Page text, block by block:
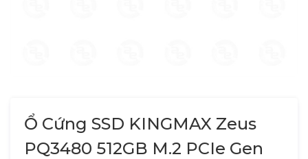
Ổ Cứng SSD KINGMAX Zeus
PQ3480 512GB M.2 PCIe Gen